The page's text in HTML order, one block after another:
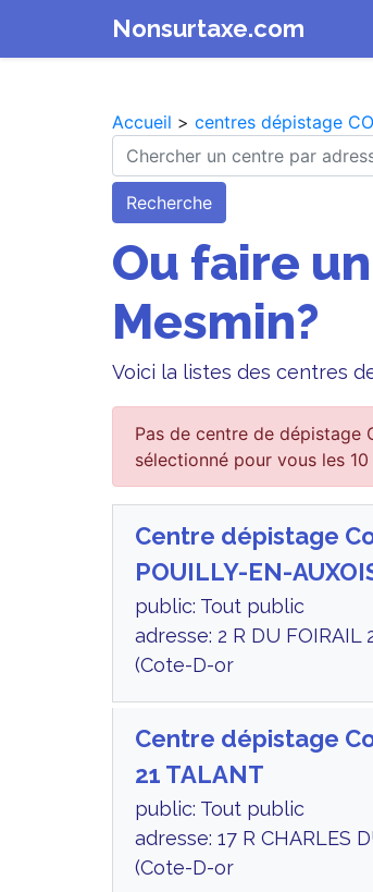
Nonsurtaxe.com
Accueil > centres dépistage
Recherche
Ou faire
Mesmin?
Voici la listes des centres
Pas de centre de dépistage
sélectionné pour vous les
Centre dépistage
POUILLY-EN-
public: Tout public
adresse: 2 R DU FOIRAIL
(Cote-D-or
Centre dépistage
21 TALANT
public: Tout public
adresse: 17 R CHARLES
(Cote-D-or